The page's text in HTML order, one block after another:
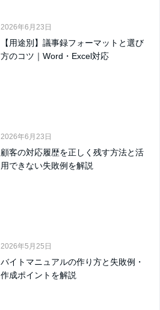
2026年6月23日
【用途別】議事録フォーマットと選び
方のコツ｜Word・Excel対応
2026年6月23日
顧客の対応履歴を正しく残す方法と活
用できない失敗例を解説
2026年5月25日
バイトマニュアルの作り方と失敗例・
作成ポイントを解説